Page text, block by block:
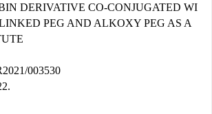
DERIVATIVE CO-CONJUGATED WI
PEG AND ALKOXY PEG AS A
003530